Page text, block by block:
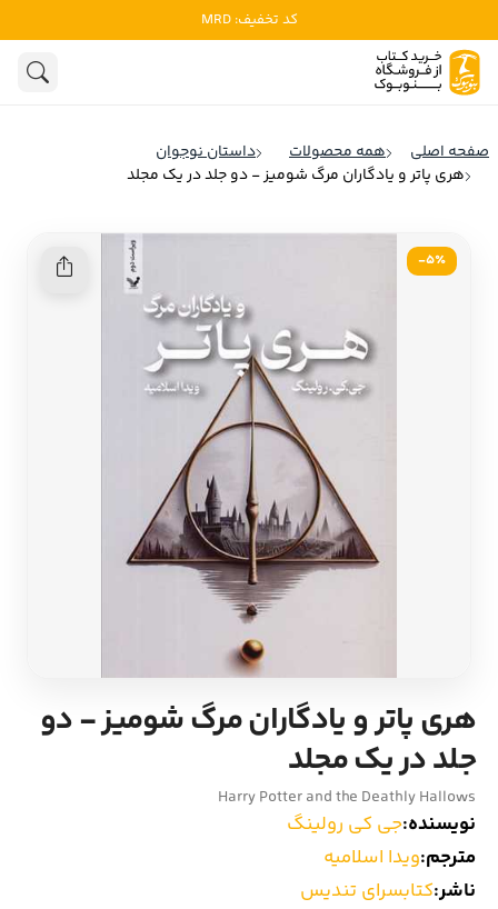
کد تخفیف: MRD
ادبیات
روانشناسی
تاریخ و سیاست
ادبیات آمریکا
ادبیات ایتالیا
ادبیات روسیه
ادبیات آمریکای لاتین
ادبیات آلمان
ادبیات ترکیه
ادبیات آسیا
سایر کشورهای اروپا
داستان کوتاه
شعر و متون کهن
ادبیات
صفحه اصلی همه محصولات
داستان نوجوان
هری پاتر و یادگاران مرگ شومیز - دو جلد در یک مجلد
5٪-
هری پاتر و یادگاران مرگ شومیز - دو
جلد در یک مجلد
Harry Potter and the Deathly Hallows
نویسنده:جی کی رولینگ
مترجم:ویدا اسلامیه
ناشر:کتابسرای تندیس